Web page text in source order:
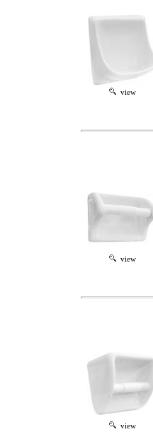
view
view
view